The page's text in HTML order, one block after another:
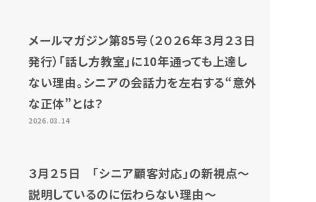
メールマガジン第85号（２０２６年３月２３日
発行）「話し方教室」に10年通っても上達し
ない理由。シニアの会話力を左右する“意外
な正体”とは？
2026.03.14
３月２５日 「シニア顧客対応」の新視点～
説明しているのに伝わらない理由～